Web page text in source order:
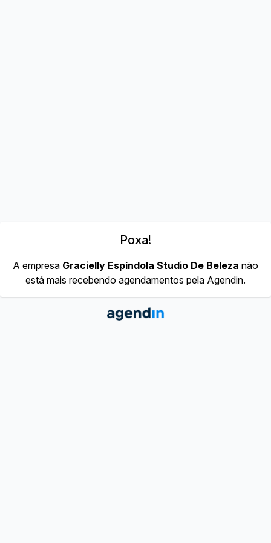
Poxa!
A empresa Gracielly Espíndola Studio De Beleza não
está mais recebendo agendamentos pela Agendin.